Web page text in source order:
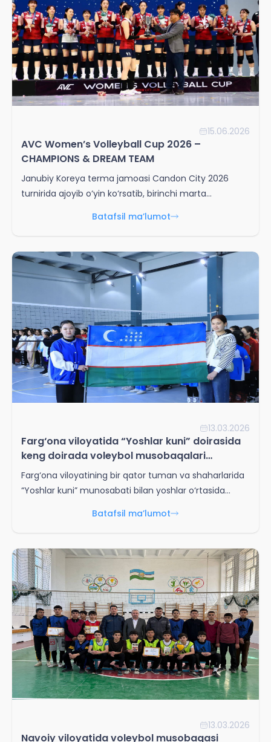
15.06.2026
AVC Women’s Volleyball Cup 2026 –
CHAMPIONS & DREAM TEAM
Janubiy Koreya terma jamoasi Candon City 2026
turnirida ajoyib o‘yin ko‘rsatib, birinchi marta
Batafsil ma’lumot
13.03.2026
Farg‘ona viloyatida “Yoshlar kuni” doirasida
keng doirada voleybol musobaqalari
o‘tkazildi
Farg‘ona viloyatining bir qator tuman va shaharlarida
“Yoshlar kuni” munosabati bilan yoshlar o‘rtasida
Batafsil ma’lumot
13.03.2026
Navoiy viloyatida voleybol musobaqasi